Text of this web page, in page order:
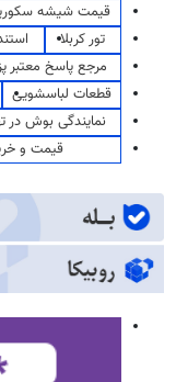
قیمت شیشه
تور کربلا
مرجع پاسخ معتبر
قطعات لباسشویی
نمایندگی بوش در
قیمت و